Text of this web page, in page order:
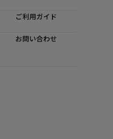
ご利用ガイド
お問い合わせ